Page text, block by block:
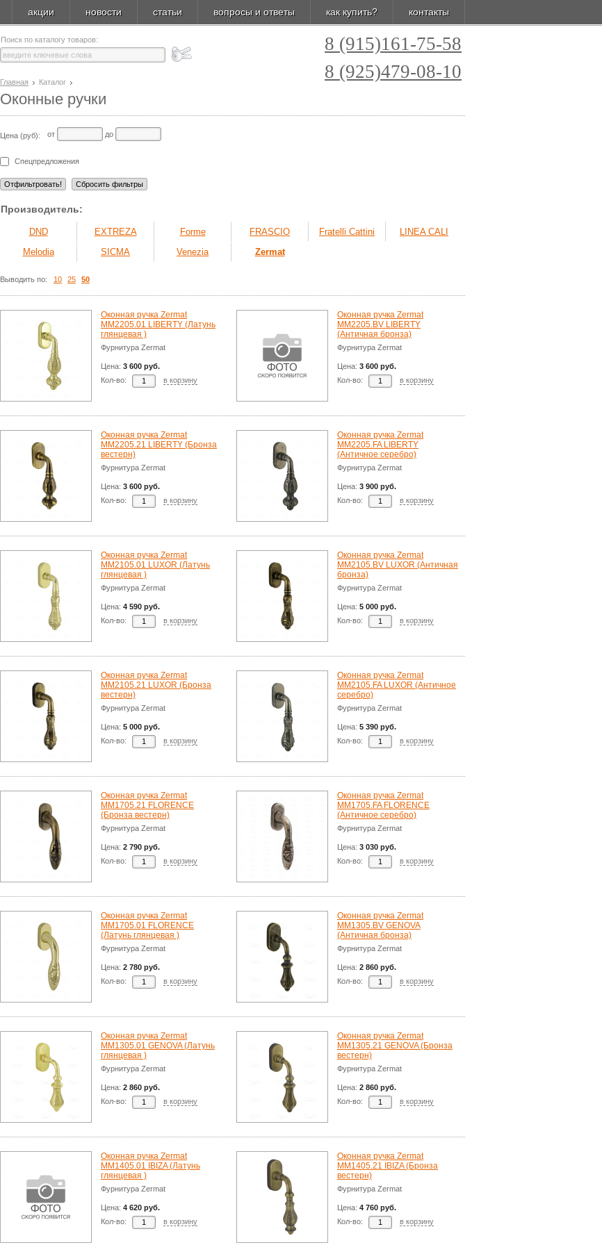
акции новости статьи вопросы и ответы как купить? контакты
Поиск по каталогу товаров:
8 (915)161-75-58
8 (925)479-08-10
Главная Каталог
Оконные ручки
Цена (руб): от до
Спецпредложения
Производитель:
DND EXTREZA Forme FRASCIO Fratelli Cattini
LINEA CALI
Melodia
SICMA Venezia Zermat
Выводить по: 10 25 50
Оконная ручка Zermat
ММ2205.01 LIBERTY (Латунь
глянцевая )
Фурнитура Zermat
Цена: 3 600 руб.
Кол-во:
в корзину
Оконная ручка Zermat
ММ2205.BV LIBERTY
(Античная бронза)
Фурнитура Zermat
Цена: 3 600 руб.
Кол-во:
в корзину
Оконная ручка Zermat
ММ2205.21 LIBERTY (Бронза
вестерн)
Фурнитура Zermat
Цена: 3 600 руб.
Кол-во:
в корзину
Оконная ручка Zermat
ММ2205.FA LIBERTY
(Античное серебро)
Фурнитура Zermat
Цена: 3 900 руб.
Кол-во:
в корзину
Оконная ручка Zermat
MM2105.01 LUXOR (Латунь
глянцевая )
Фурнитура Zermat
Цена: 4 590 руб.
Кол-во:
в корзину
Оконная ручка Zermat
MM2105.BV LUXOR (Античная
бронза)
Фурнитура Zermat
Цена: 5 000 руб.
Кол-во:
в корзину
Оконная ручка Zermat
MM2105.21 LUXOR (Бронза
вестерн)
Фурнитура Zermat
Цена: 5 000 руб.
Кол-во:
в корзину
Оконная ручка Zermat
MM2105.FA LUXOR (Античное
серебро)
Фурнитура Zermat
Цена: 5 390 руб.
Кол-во:
в корзину
Оконная ручка Zermat
ММ1705.21 FLORENCE
(Бронза вестерн)
Фурнитура Zermat
Цена: 2 790 руб.
Кол-во:
в корзину
Оконная ручка Zermat
ММ1705.FA FLORENCE
(Античное серебро)
Фурнитура Zermat
Цена: 3 030 руб.
Кол-во:
в корзину
Оконная ручка Zermat
ММ1705.01 FLORENCE
(Латунь глянцевая )
Фурнитура Zermat
Цена: 2 780 руб.
Кол-во:
в корзину
Оконная ручка Zermat
ММ1305.BV GENOVA
(Античная бронза)
Фурнитура Zermat
Цена: 2 860 руб.
Кол-во:
в корзину
Оконная ручка Zermat
ММ1305.01 GENOVA (Латунь
глянцевая )
Фурнитура Zermat
Цена: 2 860 руб.
Кол-во:
в корзину
Оконная ручка Zermat
ММ1305.21 GENOVA (Бронза
вестерн)
Фурнитура Zermat
Цена: 2 860 руб.
Кол-во:
в корзину
Оконная ручка Zermat
MM1405.01 IBIZA (Латунь
глянцевая )
Фурнитура Zermat
Цена: 4 620 руб.
Кол-во:
в корзину
Оконная ручка Zermat
MM1405.21 IBIZA (Бронза
вестерн)
Фурнитура Zermat
Цена: 4 760 руб.
Кол-во:
в корзину